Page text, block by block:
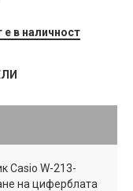
в наличност
Casio W-213-
на циферблата